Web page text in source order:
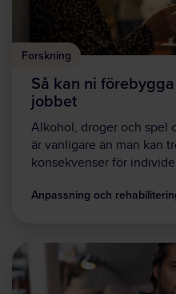
Forskning
Så kan ni
jobbet
Alkohol, droger och spel
är vanligare än man kan
konsekvenser för
Anpassning och